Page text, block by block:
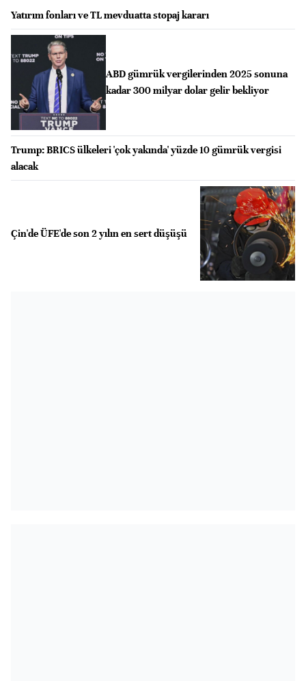
Yatırım fonları ve TL mevduatta stopaj kararı
ABD gümrük vergilerinden 2025 sonuna
kadar 300 milyar dolar gelir bekliyor
Trump: BRICS ülkeleri 'çok yakında' yüzde 10 gümrük vergisi
alacak
Çin'de ÜFE'de son 2 yılın en sert düşüşü